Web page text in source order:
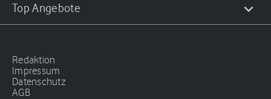
Top Angebote
Redaktion
Impressum
Datenschutz
AGB